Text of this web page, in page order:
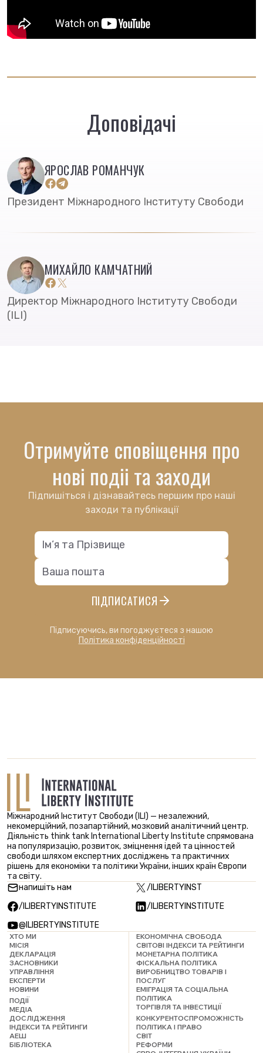
Доповідачі
ЯРОСЛАВ РОМАНЧУК
Президент Міжнародного Інституту Свободи
МИХАЙЛО КАМЧАТНИЙ
Директор Міжнародного Інституту Свободи
(ILI)
Отримуйте сповіщення про
нові подіі та заходи
Підпишіться і дізнавайтесь першим про наші
заходи та публікації
ПІДПИСАТИСЯ
Підписуючись, ви погоджуєтеся з нашою
Політика конфіденційності
Міжнародний Інститут Свободи (ILI) — незалежний,
некомерційний, позапартійний, мозковий аналітичний центр.
Діяльність think tank International Liberty Institute спрямована
на популяризацію, розвиток, зміцнення ідей та цінностей
свободи шляхом експертних досліджень та практичних
рішень для економіки та політики України, інших країн Європи
та світу.
напишіть нам
/ILIBERTYINST
/ILIBERTYINSTITUTE
/ILIBERTYINSTITUTE
@ILIBERTYINSTITUTE
ХТО МИ
МІСІЯ
ДЕКЛАРАЦІЯ
ЗАСНОВНИКИ
УПРАВЛІННЯ
ЕКСПЕРТИ
НОВИНИ
ПОДІЇ
МЕДІА
ДОСЛІДЖЕННЯ
ІНДЕКСИ ТА РЕЙТИНГИ
АЕШ
БІБЛІОТЕКА
ЕКОНОМІЧНА СВОБОДА
СВІТОВІ ІНДЕКСИ ТА РЕЙТИНГИ
МОНЕТАРНА ПОЛІТИКА
ФІСКАЛЬНА ПОЛІТИКА
ВИРОБНИЦТВО ТОВАРІВ І
ПОСЛУГ
ЕМІГРАЦІЯ ТА СОЦІАЛЬНА
ПОЛІТИКА
ТОРГІВЛЯ ТА ІНВЕСТИЦІЇ
КОНКУРЕНТОСПРОМОЖНІСТЬ
ПОЛІТИКА І ПРАВО
СВІТ
РЕФОРМИ